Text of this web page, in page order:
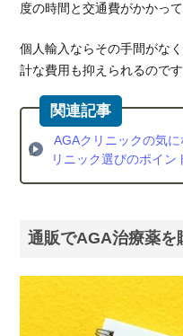
度の時間と交通費がかかっ
個人輸入ならその手間がな
計な費用も抑えられるのです
AGAクリニックの気
リニック選びのポイン
通販でAGA治療薬を